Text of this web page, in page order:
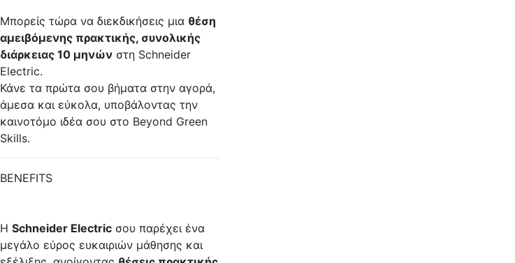
Μπορείς τώρα να διεκδικήσεις μια θέση
αμειβόμενης πρακτικής, συνολικής
διάρκειας 10 μηνών στη Schneider
Electric.
Κάνε τα πρώτα σου βήματα στην αγορά,
άμεσα και εύκολα, υποβάλοντας την
καινοτόμο ιδέα σου στο Beyond Green
Skills.
BENEFITS
H Schneider Electric σου παρέχει ένα
μεγάλο εύρος ευκαιριών μάθησης και